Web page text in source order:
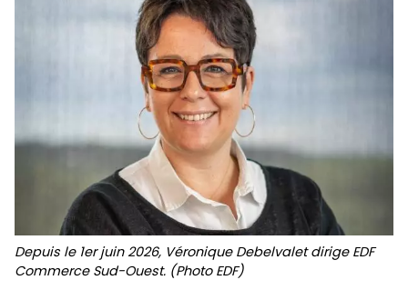
Depuis le 1er juin 2026, Véronique Debelvalet dirige EDF
Commerce Sud-Ouest. (Photo EDF)